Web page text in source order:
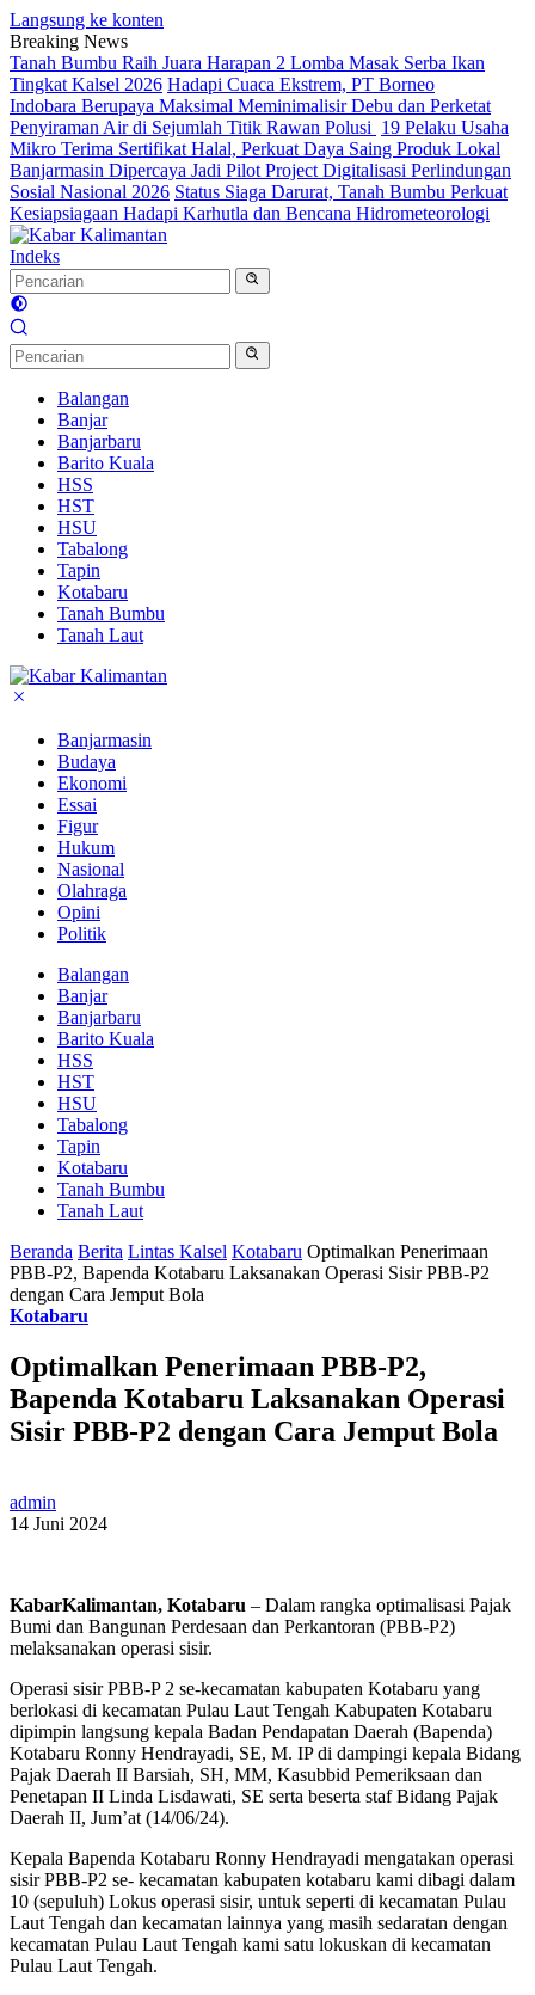
Langsung ke konten
Breaking News
Tanah Bumbu Raih Juara Harapan 2 Lomba Masak Serba Ikan
Tingkat Kalsel 2026 Hadapi Cuaca Ekstrem, PT Borneo
Indobara Berupaya Maksimal Meminimalisir Debu dan Perketat
Penyiraman Air di Sejumlah Titik Rawan Polusi 19 Pelaku Usaha
Mikro Terima Sertifikat Halal, Perkuat Daya Saing Produk Lokal
Banjarmasin Dipercaya Jadi Pilot Project Digitalisasi Perlindungan
Sosial Nasional 2026 Status Siaga Darurat, Tanah Bumbu Perkuat
Kesiapsiagaan Hadapi Karhutla dan Bencana Hidrometeorologi
Indeks
Balangan
Banjar
Banjarbaru
Barito Kuala
HSS
HST
HSU
Tabalong
Tapin
Kotabaru
Tanah Bumbu
Tanah Laut
Banjarmasin
Budaya
Ekonomi
Essai
Figur
Hukum
Nasional
Olahraga
Opini
Politik
Balangan
Banjar
Banjarbaru
Barito Kuala
HSS
HST
HSU
Tabalong
Tapin
Kotabaru
Tanah Bumbu
Tanah Laut
Beranda Berita Lintas Kalsel Kotabaru Optimalkan Penerimaan
PBB-P2, Bapenda Kotabaru Laksanakan Operasi Sisir PBB-P2
dengan Cara Jemput Bola
Kotabaru
Optimalkan Penerimaan PBB-P2,
Bapenda Kotabaru Laksanakan Operasi
Sisir PBB-P2 dengan Cara Jemput Bola
admin
14 Juni 2024
KabarKalimantan, Kotabaru – Dalam rangka optimalisasi Pajak
Bumi dan Bangunan Perdesaan dan Perkantoran (PBB-P2)
melaksanakan operasi sisir.
Operasi sisir PBB-P 2 se-kecamatan kabupaten Kotabaru yang
berlokasi di kecamatan Pulau Laut Tengah Kabupaten Kotabaru
dipimpin langsung kepala Badan Pendapatan Daerah (Bapenda)
Kotabaru Ronny Hendrayadi, SE, M. IP di dampingi kepala Bidang
Pajak Daerah II Barsiah, SH, MM, Kasubbid Pemeriksaan dan
Penetapan II Linda Lisdawati, SE serta beserta staf Bidang Pajak
Daerah II, Jum’at (14/06/24).
Kepala Bapenda Kotabaru Ronny Hendrayadi mengatakan operasi
sisir PBB-P2 se- kecamatan kabupaten kotabaru kami dibagi dalam
10 (sepuluh) Lokus operasi sisir, untuk seperti di kecamatan Pulau
Laut Tengah dan kecamatan lainnya yang masih sedaratan dengan
kecamatan Pulau Laut Tengah kami satu lokuskan di kecamatan
Pulau Laut Tengah.